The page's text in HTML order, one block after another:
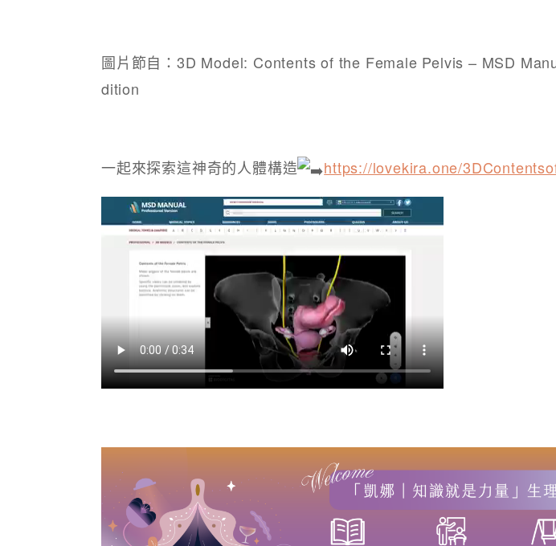
圖片節自：3D Model: Contents of the Female Pelvis – MSD
dition
一起來探索這神奇的人體構造 https://lovekira.one/